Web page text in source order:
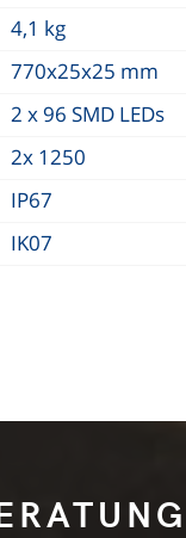
4,1 kg
770x25x25 mm
2 x 96 SMD LEDs
2x 1250
IP67
IK07